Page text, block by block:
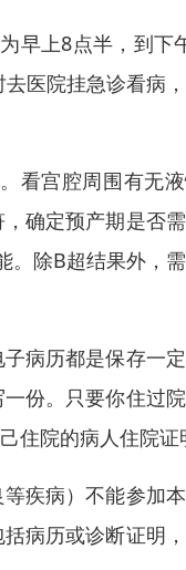
早上8点半，到下
医院挂急诊看病
看宫腔周围有无
确定预产期是否
。除B超结果外，
病历都是保存一
份。只要你住过
住院的病人住院证
疾病）不能参加
病历或诊断证明